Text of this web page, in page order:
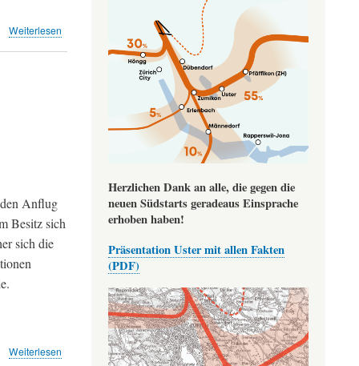
Weiterlesen
Anflug
Besitz sich
sich die
Weiterlesen
Herzlichen Dank an alle, die gegen die
neuen Südstarts geradeaus Einsprache
erhoben haben!
Präsentation Uster mit allen Fakten
(PDF)